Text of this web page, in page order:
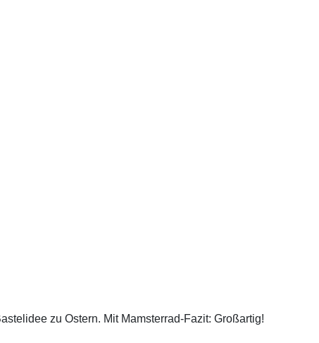
zu Ostern. Mit Mamsterrad-Fazit: Großartig!